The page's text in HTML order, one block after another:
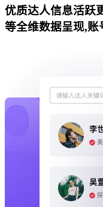
优质达人信息活跃
等全维数据呈现,账